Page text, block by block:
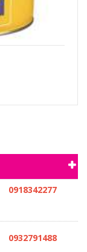
0918342277
0932791488